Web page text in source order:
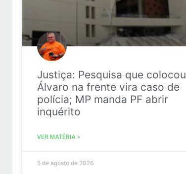
Justiça: Pesquisa que colocou
Álvaro na frente vira caso de
polícia; MP manda PF abrir
inquérito
VER MATÉRIA »
5 de agosto de 2026